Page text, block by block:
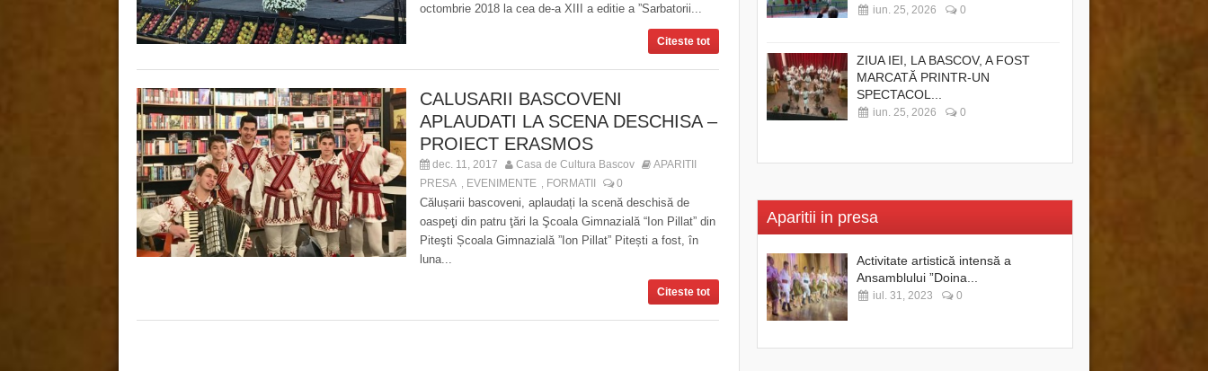
octombrie 2018 la cea de-a XIII a editie a ”Sarbatorii...
Citeste tot
CALUSARII BASCOVENI
APLAUDATI LA SCENA DESCHISA –
PROIECT ERASMOS
dec. 11, 2017 Casa de Cultura Bascov
APARITII
PRESA
EVENIMENTE FORMATII 0
Călușarii bascoveni, aplaudați la scenă deschisă de
oaspeţi din patru ţări la Şcoala Gimnazială “Ion Pillat” din
Piteşti Școala Gimnazială ”Ion Pillat” Pitești a fost, în
luna...
Citeste tot
iun. 25, 2026 0
ZIUA IEI, LA BASCOV, A FOST
MARCATĂ PRINTR-UN
SPECTACOL...
iun. 25, 2026 0
Aparitii in presa
Activitate artistică intensă a
Ansamblului ”Doina...
iul. 31, 2023 0